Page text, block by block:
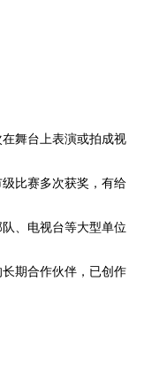
舞台上表演或拍成视
比赛多次获奖，有给
、电视台等大型单位
期合作伙伴，已创作